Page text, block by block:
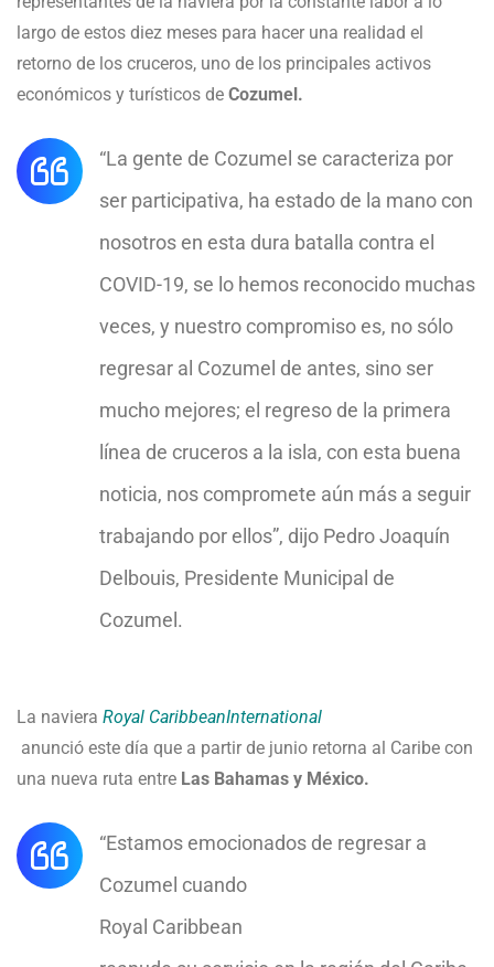
largo de estos diez meses para hacer una realidad el
retorno de los cruceros, uno de los principales activos
económicos y turísticos de Cozumel.
“La gente de Cozumel se caracteriza por
ser participativa, ha estado de la mano con
nosotros en esta dura batalla contra el
COVID-19, se lo hemos reconocido muchas
veces, y nuestro compromiso es, no sólo
regresar al Cozumel de antes, sino ser
mucho mejores; el regreso de la primera
línea de cruceros a la isla, con esta buena
noticia, nos compromete aún más a seguir
trabajando por ellos”, dijo Pedro Joaquín
Delbouis, Presidente Municipal de
Cozumel.
La naviera Royal CaribbeanInternational
anunció este día que a partir de junio retorna al Caribe con
una nueva ruta entre Las Bahamas y México.
“Estamos emocionados de regresar a
Cozumel cuando
Royal Caribbean